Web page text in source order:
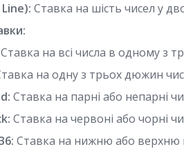
Ставка на шість чисел у
Ставка на всі числа в одному з
на одну з трьох дюжин
Ставка на парні або непарні
Ставка на червоні або чорні
Ставка на нижню або верхню